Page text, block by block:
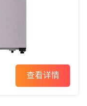
查看详情